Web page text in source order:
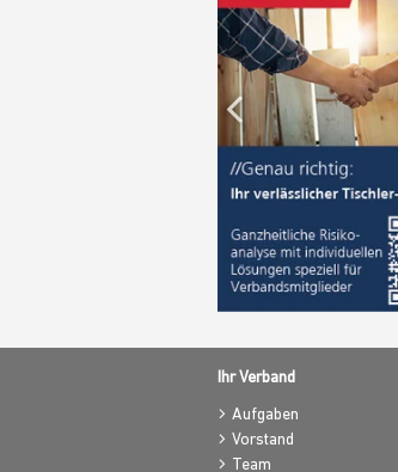
Previous
Ihr Verband
Aufgaben
Vorstand
Team